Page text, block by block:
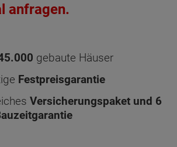
- Grundrissvarianten:
nach DIN 277 Obergeschoss
anfragen.
gebaute Häuser
Festpreisgarantie
Versicherungspaket und 6